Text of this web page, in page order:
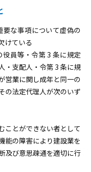
要な事項について虚偽の
けている
員等・令第 3 条に規定
・支配人・令第 3 条に規
営業に関し成年と同一の
の法定代理人が次のいず
ことができない者として
能の障害により建設業を
及び意思疎通を適切に行